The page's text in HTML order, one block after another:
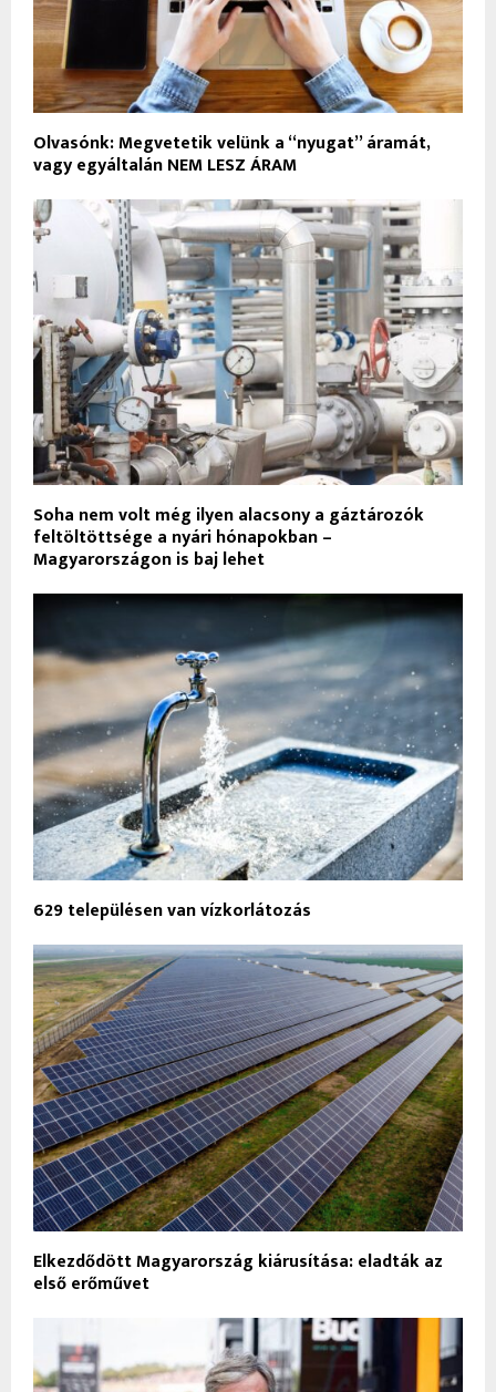
Olvasónk: Megvetetik velünk a “nyugat” áramát,
vagy egyáltalán NEM LESZ ÁRAM
Soha nem volt még ilyen alacsony a gáztározók
feltöltöttsége a nyári hónapokban –
Magyarországon is baj lehet
629 településen van vízkorlátozás
Elkezdődött Magyarország kiárusítása: eladták az
első erőművet